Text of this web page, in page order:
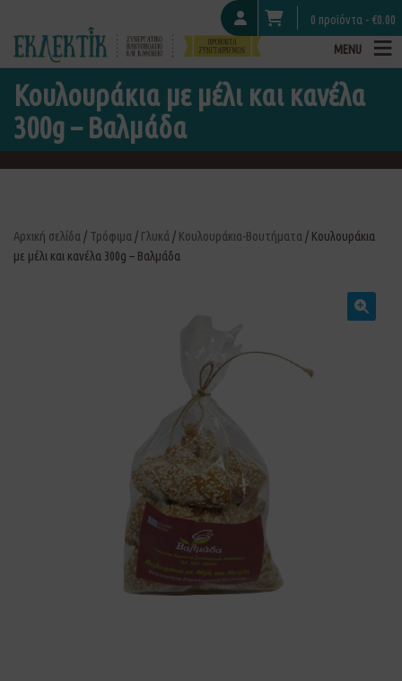
0 προϊόντα - €0.00
MENU
Κουλουράκια με μέλι και κανέλα
300g – Βαλμάδα
Αρχική σελίδα / Τρόφιμα / Γλυκά / Κουλουράκια-Βουτήματα / Κουλουράκια
με μέλι και κανέλα 300g – Βαλμάδα